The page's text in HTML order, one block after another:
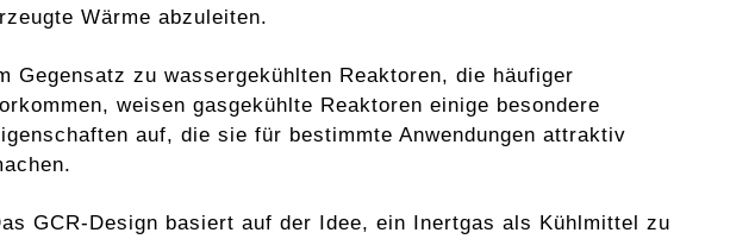
Wärme abzuleiten.
Gegensatz zu wassergekühlten Reaktoren, die häufiger
weisen gasgekühlte Reaktoren einige besondere
auf, die sie für bestimmte Anwendungen attraktiv
GCR-Design basiert auf der Idee, ein Inertgas als Kühlmittel zu